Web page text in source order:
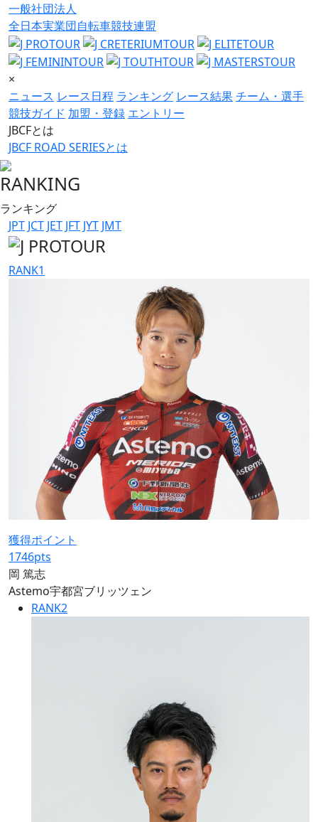
一般社団法人
全日本実業団自転車競技連盟
×
ニュース レース日程 ランキング レース結果チーム・選手
競技ガイド 加盟・登録 エントリー
JBCFとは
JBCF ROAD SERIESとは
RANKING
ランキング
JPT JCT JET JFT JYT JMT
RANK1
獲得ポイント
1746pts
岡 篤志
Astemo宇都宮ブリッツェン
RANK2